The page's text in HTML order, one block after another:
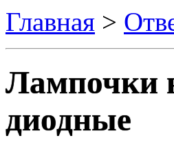
Главная >
Лампочки
диодные